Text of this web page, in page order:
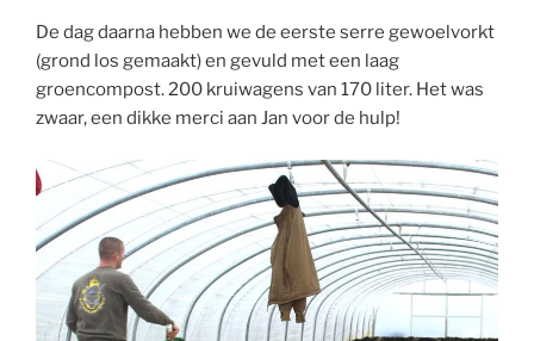
De dag daarna hebben we de eerste serre gewoelvorkt
(grond los gemaakt) en gevuld met een laag
groencompost. 200 kruiwagens van 170 liter. Het was
zwaar, een dikke merci aan Jan voor de hulp!